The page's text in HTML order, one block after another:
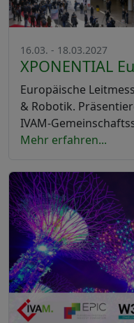
16.03. - 18.03.2027
XPONENTIAL
Europäische
& Robotik.
IVAM-
Mehr erfahren...